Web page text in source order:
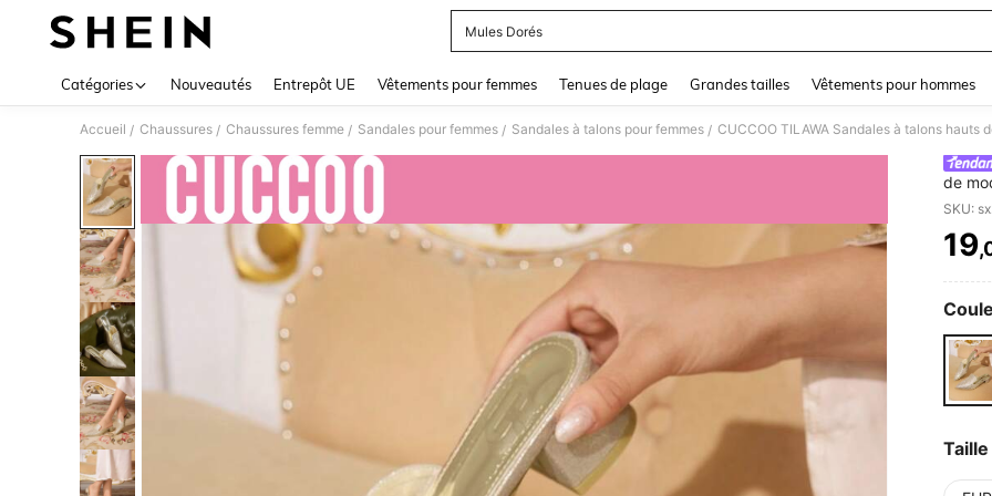
Mules Dorés
Catégories Nouveautés Entrepôt UE Vêtements pour femmes Tenues de plage Grandes tailles Vêtements pour hommes
Accueil / Chaussures / Chaussures femme / Sandales pour femmes / Sandales à talons pour femmes /
de
de
ouvert
SKU:
19
Taille